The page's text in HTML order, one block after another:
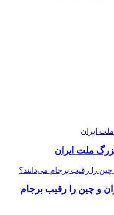
ایران
ملت ایران
چین را رقیب برجام می‌دانند؟
و چین را رقیب برجام